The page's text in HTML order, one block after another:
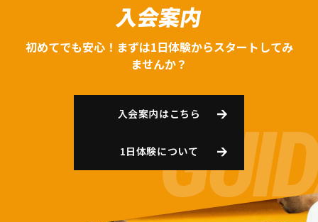
入会案内
初めてでも安心！まずは1日体験からスタートしてみ
ませんか？
入会案内はこちら
1日体験について